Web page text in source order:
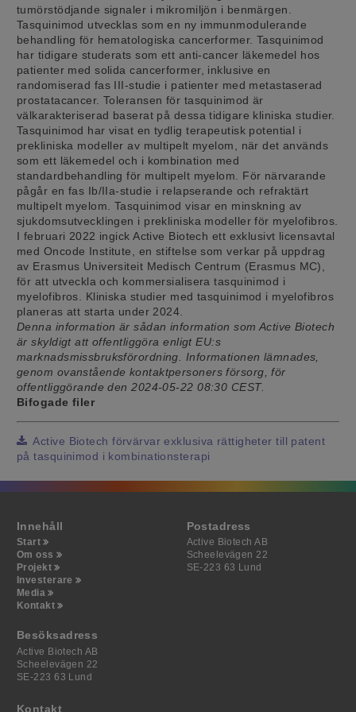
tumörstödjande signaler i mikromiljön i benmärgen.
Tasquinimod utvecklas som en ny immunmodulerande
behandling för hematologiska cancerformer. Tasquinimod
har tidigare studerats som ett anti-cancer läkemedel hos
patienter med solida cancerformer, inklusive en
randomiserad fas III-studie i patienter med metastaserad
prostatacancer. Toleransen för tasquinimod är
välkarakteriserad baserat på dessa tidigare kliniska studier.
Tasquinimod har visat en tydlig terapeutisk potential i
prekliniska modeller av multipelt myelom, när det används
som ett läkemedel och i kombination med
standardbehandling för multipelt myelom. För närvarande
pågår en fas Ib/IIa-studie i relapserande och refraktärt
multipelt myelom. Tasquinimod visar en minskning av
sjukdomsutvecklingen i prekliniska modeller för myelofibros.
I februari 2022 ingick Active Biotech ett exklusivt licensavtal
med Oncode Institute, en stiftelse som verkar på uppdrag
av Erasmus Universiteit Medisch Centrum (Erasmus MC),
för att utveckla och kommersialisera tasquinimod i
myelofibros. Kliniska studier med tasquinimod i myelofibros
planeras att starta under 2024.
Denna information är sådan information som Active Biotech
är skyldigt att offentliggöra enligt EU:s
marknadsmissbruksförordning. Informationen lämnades,
genom ovanstående kontaktpersoners försorg, för
offentliggörande den 2024-05-22 08:30 CEST.
Bifogade filer
Active Biotech förvärvar exklusiva rättigheter till patent
på tasquinimod i kombinationsterapi
Innehåll
Start
Om oss
Projekt
Investerare
Media
Kontakt
Postadress
Active Biotech AB
Scheelevägen 22
SE-223 63 Lund
Besöksadress
Active Biotech AB
Scheelevägen 22
SE-223 63 Lund
Kontakt